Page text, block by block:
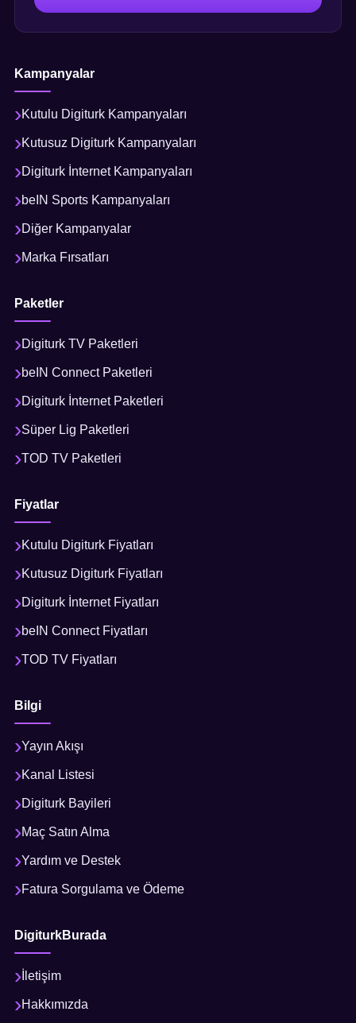
Kampanyalar
Kutulu Digiturk Kampanyaları
Kutusuz Digiturk Kampanyaları
Digiturk İnternet Kampanyaları
beIN Sports Kampanyaları
Diğer Kampanyalar
Marka Fırsatları
Paketler
Digiturk TV Paketleri
beIN Connect Paketleri
Digiturk İnternet Paketleri
Süper Lig Paketleri
TOD TV Paketleri
Fiyatlar
Kutulu Digiturk Fiyatları
Kutusuz Digiturk Fiyatları
Digiturk İnternet Fiyatları
beIN Connect Fiyatları
TOD TV Fiyatları
Bilgi
Yayın Akışı
Kanal Listesi
Digiturk Bayileri
Maç Satın Alma
Yardım ve Destek
Fatura Sorgulama ve Ödeme
DigiturkBurada
İletişim
Hakkımızda